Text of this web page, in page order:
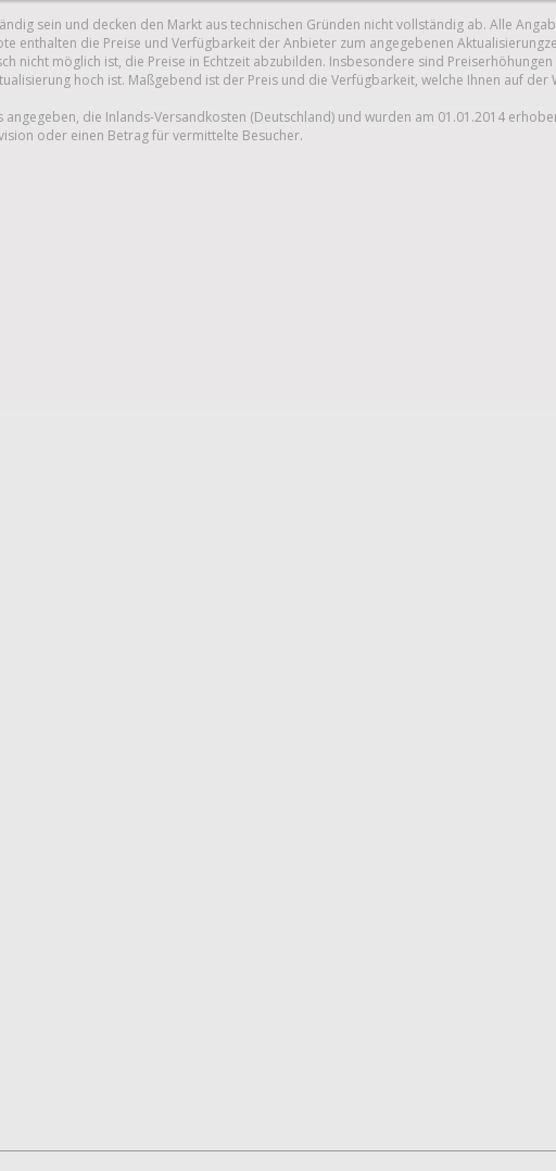
sein und decken den Markt aus technischen Gründen nicht vollständig ab. Alle
enthalten die Preise und Verfügbarkeit der Anbieter zum angegebenen
nicht möglich ist, die Preise in Echtzeit abzubilden. Insbesondere sind
hoch ist. Maßgebend ist der Preis und die Verfügbarkeit, welche Ihnen auf
die Inlands-Versandkosten (Deutschland) und wurden am 01.01.2014
oder einen Betrag für vermittelte Besucher.